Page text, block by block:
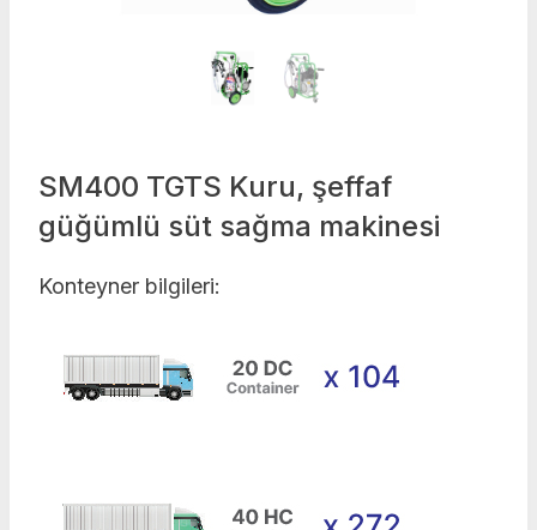
SM400 TGTS Kuru, şeffaf
güğümlü süt sağma makinesi
Konteyner bilgileri: